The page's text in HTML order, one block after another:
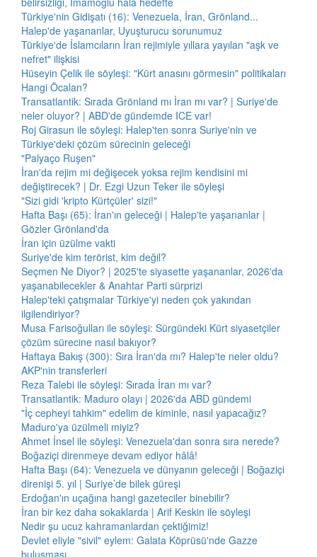
Türkiye'nin Gidişatı (16): Venezuela, İran, Grönland...
Halep'de yaşananlar, Uyuşturucu sorunumuz
Türkiye'de İslamcıların İran rejimiyle yıllara yayılan "aşk ve
nefret" ilişkisi
Hüseyin Çelik ile söyleşi: "Kürt anasını görmesin" politikaları
Hangi Öcalan?
Transatlantik: Sırada Grönland mı İran mı var? | Suriye'de
neler oluyor? | ABD'de gündemde ICE var!
Roj Girasun ile söyleşi: Halep'ten sonra Suriye'nin ve
Türkiye'deki çözüm sürecinin geleceği
"Palyaço Ruşen"
İran'da rejim mi değişecek yoksa rejim kendisini mi
değiştirecek? | Dr. Ezgi Uzun Teker ile söyleşi
"Sizi gidi 'kripto Kürtçüler' sizi!"
Hafta Başı (65): İran'ın geleceği | Halep'te yaşananlar |
Gözler Grönland'da
İran için üzülme vakti
Suriye'de kim terörist, kim değil?
Seçmen Ne Diyor? | 2025'te siyasette yaşananlar, 2026'da
yaşanabilecekler & Anahtar Parti sürprizi
Halep'teki çatışmalar Türkiye'yi neden çok yakından
ilgilendiriyor?
Musa Farisoğulları ile söyleşi: Sürgündeki Kürt siyasetçiler
çözüm sürecine nasıl bakıyor?
Haftaya Bakış (300): Sıra İran'da mı? Halep'te neler oldu?
AKP'nin transferleri
Reza Talebi ile söyleşi: Sırada İran mı var?
Transatlantik: Maduro olayı | 2026'da ABD gündemi
"İç cepheyi tahkim" edelim de kiminle, nasıl yapacağız?
Maduro'ya üzülmeli miyiz?
Ahmet İnsel ile söyleşi: Venezuela'dan sonra sıra nerede?
Boğaziçi direnmeye devam ediyor hâlâ!
Hafta Başı (64): Venezuela ve dünyanın geleceği | Boğaziçi
direnişi 5. yıl | Suriye’de bilek güreşi
Erdoğan'ın uçağına hangi gazeteciler binebilir?
İran bir kez daha sokaklarda | Arif Keskin ile söyleşi
Nedir şu ucuz kahramanlardan çektiğimiz!
Devlet eliyle "sivil" eylem: Galata Köprüsü'nde Gazze
buluşması